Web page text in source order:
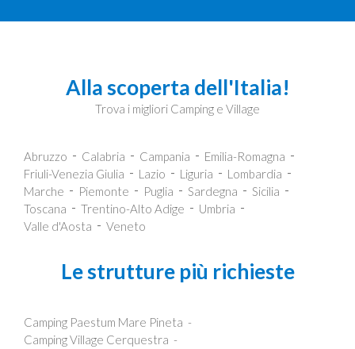
Alla scoperta dell'Italia!
Trova i migliori Camping e Village
Abruzzo Calabria Campania
Emilia-Romagna
Friuli-Venezia Giulia
Lazio Liguria
Lombardia
Marche
Piemonte Puglia Sardegna
Sicilia
Toscana
Trentino-Alto Adige
Umbria
Valle d'Aosta
Veneto
Le strutture più richieste
Camping Paestum Mare Pineta
Camping Village Cerquestra